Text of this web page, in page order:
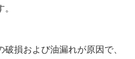
破損および油漏れが原因で、